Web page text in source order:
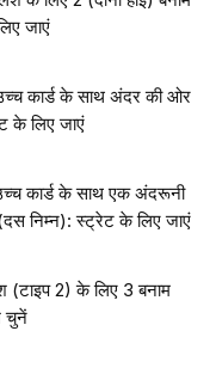
जाएं
कार्ड के साथ अंदर की ओर
के लिए जाएं
कार्ड के साथ एक अंदरूनी
निम्न): स्ट्रेट के लिए जाएं
2) के लिए 3 बनाम
चुनें